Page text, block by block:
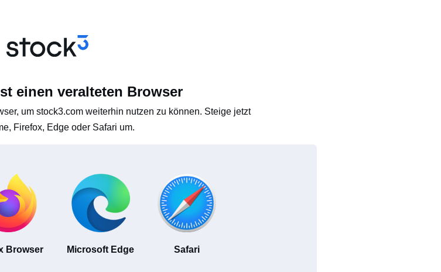
einen veralteten Browser
um stock3.com weiterhin nutzen zu können. Steige jetzt
Firefox, Edge oder Safari um.
Browser Microsoft Edge Safari